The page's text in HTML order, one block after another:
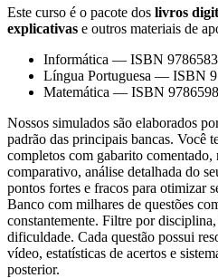
Este curso é o pacote dos livros
explicativas e outros materiais de
Informática — ISBN
Língua Portuguesa — ISBN
Matemática — ISBN
Nossos simulados são elaborados
padrão das principais bancas. Você
completos com gabarito comentado,
comparativo, análise detalhada do
pontos fortes e fracos para otimizar
Banco com milhares de questões
constantemente. Filtre por
dificuldade. Cada questão possui
vídeo, estatísticas de acertos e
posterior.